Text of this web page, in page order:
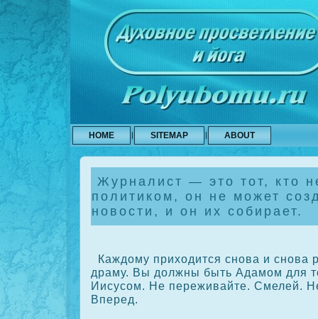
HOME SITEMAP ABOUT
Журналист — это тот, кто
политиком, он не может
новости, и он их собирает.
Каждому приходится снова и снова
драму. Вы должны быть Адамом для
Иисусοм. Не переживайте. Смелей.
Вперед.